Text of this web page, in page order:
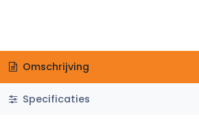
Omschrijving
Specificaties